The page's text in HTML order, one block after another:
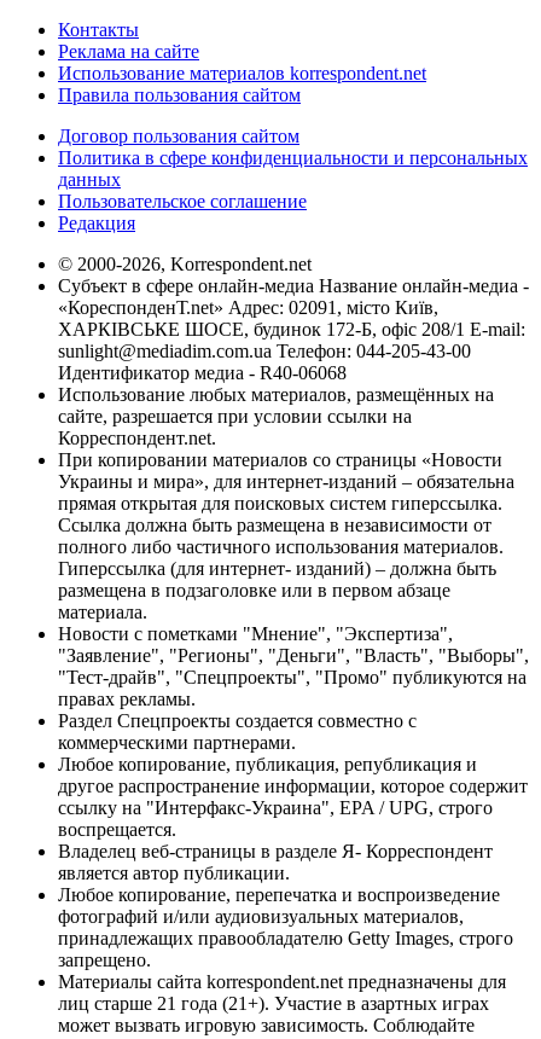
Контакты
Реклама на сайте
Использование материалов korrespondent.net
Правила пользования сайтом
Договор пользования сайтом
Политика в сфере конфиденциальности и персональных
данных
Пользовательское соглашение
Редакция
© 2000-2026, Korrespondent.net
Субъект в сфере онлайн-медиа Название онлайн-медиа -
«КореспонденТ.net» Адрес: 02091, місто Київ,
ХАРКІВСЬКЕ ШОСЕ, будинок 172-Б, офіс 208/1 E-mail:
sunlight@mediadim.com.ua Телефон: 044-205-43-00
Идентификатор медиа - R40-06068
Использование любых материалов, размещённых на
сайте, разрешается при условии ссылки на
Корреспондент.net.
При копировании материалов со страницы «Новости
Украины и мира», для интернет-изданий – обязательна
прямая открытая для поисковых систем гиперссылка.
Ссылка должна быть размещена в независимости от
полного либо частичного использования материалов.
Гиперссылка (для интернет- изданий) – должна быть
размещена в подзаголовке или в первом абзаце
материала.
Новости с пометками "Мнение", "Экспертиза",
"Заявление", "Регионы", "Деньги", "Власть", "Выборы",
"Тест-драйв", "Спецпроекты", "Промо" публикуются на
правах рекламы.
Раздел Спецпроекты создается совместно с
коммерческими партнерами.
Любое копирование, публикация, републикация и
другое распространение информации, которое содержит
ссылку на "Интерфакс-Украина", EPA / UPG, строго
воспрещается.
Владелец веб-страницы в разделе Я- Корреспондент
является автор публикации.
Любое копирование, перепечатка и воспроизведение
фотографий и/или аудиовизуальных материалов,
принадлежащих правообладателю Getty Images, строго
запрещено.
Материалы сайта korrespondent.net предназначены для
лиц старше 21 года (21+). Участие в азартных играх
может вызвать игровую зависимость. Соблюдайте